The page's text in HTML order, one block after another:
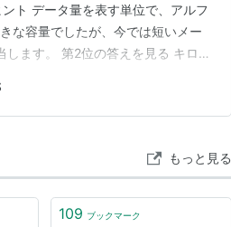
ト データ量を表す単位で、アルフ
な容量でしたが、今では短いメー
ます。 第2位の答えを見る キロバ
「第1位」を転送できるかを示し
もっと見る
109 ブックマーク